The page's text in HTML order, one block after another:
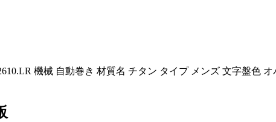
機械 自動巻き 材質名 チタン タイプ メンズ 文字盤色